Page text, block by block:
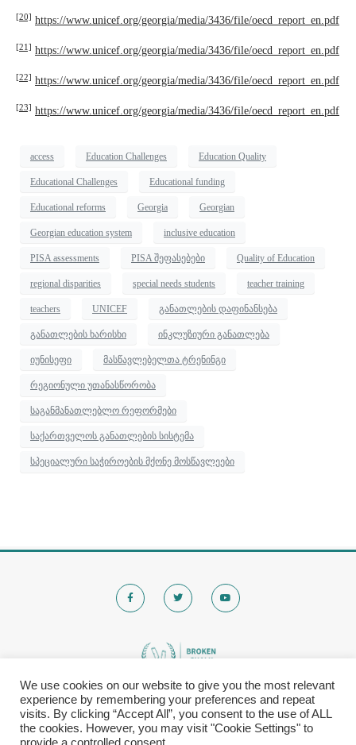
[20] https://www.unicef.org/georgia/media/3436/file/oecd_report_en.pdf
[21] https://www.unicef.org/georgia/media/3436/file/oecd_report_en.pdf
[22] https://www.unicef.org/georgia/media/3436/file/oecd_report_en.pdf
[23] https://www.unicef.org/georgia/media/3436/file/oecd_report_en.pdf
access Education Challenges Education Quality
Educational Challenges Educational funding
Educational reforms Georgia Georgian
Georgian education system inclusive education
PISA assessments PISA შეფასებები Quality of Education
regional disparities special needs students teacher training
teachers UNICEF განათლების დაფინანსება
განათლების ხარისხი ინკლუზიური განათლება
იუნისეფი მასწავლებელთა ტრენინგი
რეგიონული უთანასწორობა
საგანმანათლებლო რეფორმები
საქართველოს განათლების სისტემა
სპეციალური საჭიროების მქონე მოსწავლეები
© 2020 Brokenchalk. All rights reserved.
Registered Stichting, KVK-nummer: 80591299​
We use cookies on our website to give you the most relevant
experience by remembering your preferences and repeat
visits. By clicking “Accept All”, you consent to the use of ALL
the cookies. However, you may visit "Cookie Settings" to